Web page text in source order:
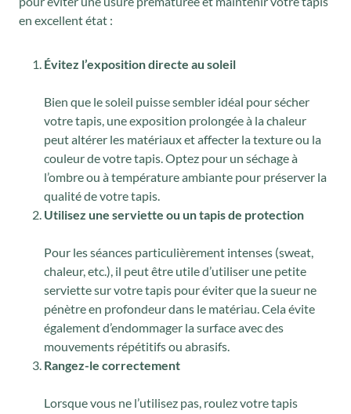
en excellent état :
Évitez l’exposition directe au soleil
Bien que le soleil puisse sembler idéal pour sécher
votre tapis, une exposition prolongée à la chaleur
peut altérer les matériaux et affecter la texture ou la
couleur de votre tapis. Optez pour un séchage à
l’ombre ou à température ambiante pour préserver la
qualité de votre tapis.
Utilisez une serviette ou un tapis de protection
Pour les séances particulièrement intenses (sweat,
chaleur, etc.), il peut être utile d’utiliser une petite
serviette sur votre tapis pour éviter que la sueur ne
pénètre en profondeur dans le matériau. Cela évite
également d’endommager la surface avec des
mouvements répétitifs ou abrasifs.
Rangez-le correctement
Lorsque vous ne l’utilisez pas, roulez votre tapis